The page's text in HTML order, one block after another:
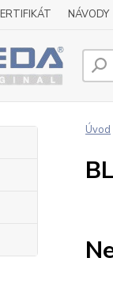
NÁVODY
Úvod